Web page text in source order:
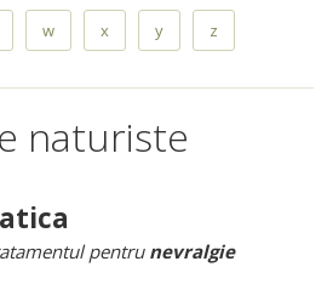
w x y z
naturiste
pentru nevralgie